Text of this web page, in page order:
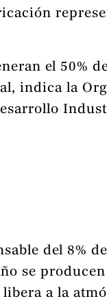
el 50%
indica la
del 8%
se
a la